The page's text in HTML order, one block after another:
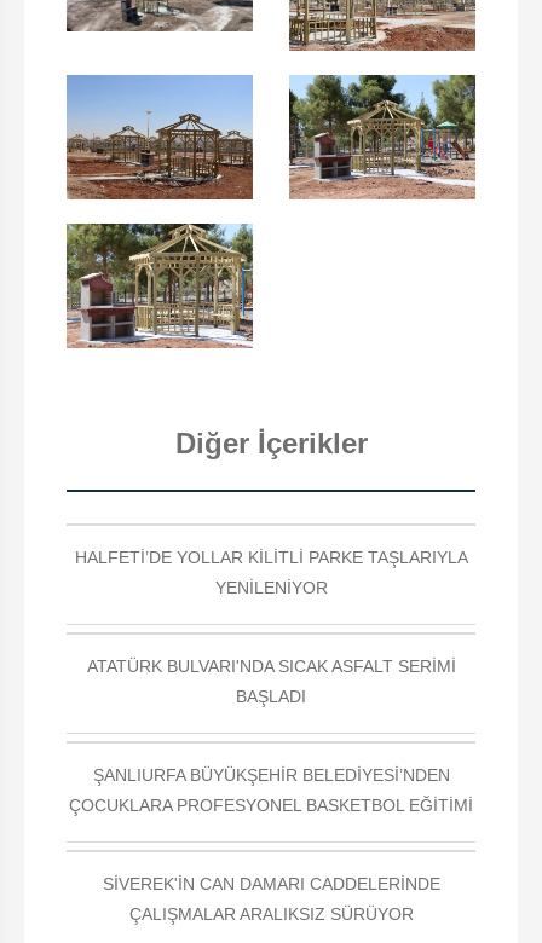
Diğer İçerikler
HALFETİ’DE YOLLAR KİLİTLİ PARKE TAŞLARIYLA
YENİLENİYOR
ATATÜRK BULVARI'NDA SICAK ASFALT SERİMİ
BAŞLADI
ŞANLIURFA BÜYÜKŞEHİR BELEDİYESİ’NDEN
ÇOCUKLARA PROFESYONEL BASKETBOL EĞİTİMİ
SİVEREK'İN CAN DAMARI CADDELERİNDE
ÇALIŞMALAR ARALIKSIZ SÜRÜYOR